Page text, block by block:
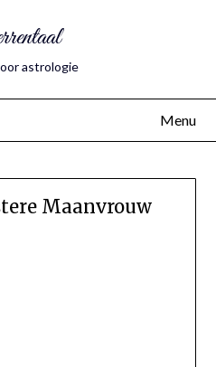
astrologie
Menu
Maanvrouw